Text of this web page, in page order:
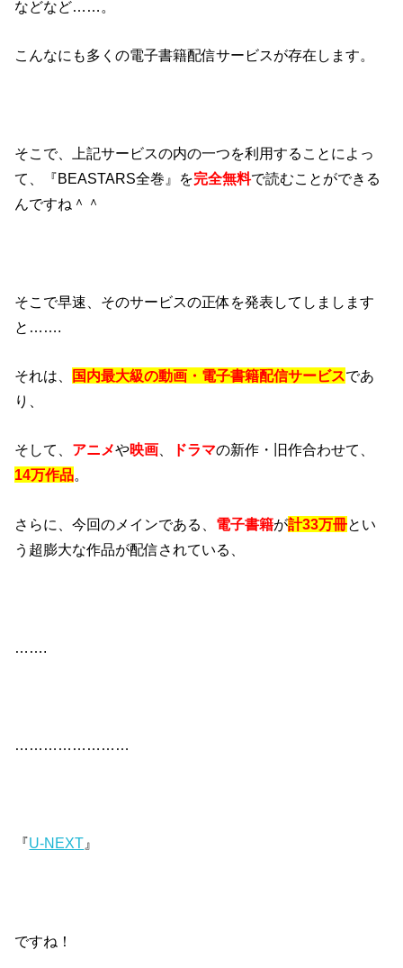
などなど……。
こんなにも多くの電子書籍配信サービスが存在します。
そこで、上記サービスの内の一つを利用することによっ
て、『BEASTARS全巻』を完全無料で読むことができる
んですね＾＾
そこで早速、そのサービスの正体を発表してしまします
と…….
それは、 国内最大級の動画・電子書籍配信サービスであ
り、
そして、 アニメや映画 ドラマの新作・旧作合わせて、
14万作品。
さらに、今回のメインである、 電子書籍が計33万冊とい
う超膨大な作品が配信されている、
……………………
『U-NEXT 』
ですね！